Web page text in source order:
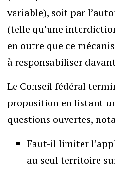
variable), soit par
(telle qu’une
en outre que ce
à responsabiliser
Le Conseil fédéral
proposition en listant
questions ouvertes,
Faut-il limiter
au seul territoire